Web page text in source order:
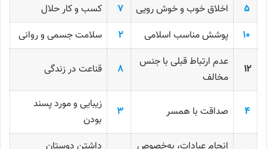
۵
اخلاق خوب و خوش رویی ۷
کسب و کار حلال
۱۰
پوشش مناسب اسلامی ۲ سلامت جسمی و روانی
۱۲
عدم ارتباط قبلی با جنس
مخالف
۸ قناعت در زندگی
۴ صداقت با همسر ۳
زیبایی و مورد پسند
بودن